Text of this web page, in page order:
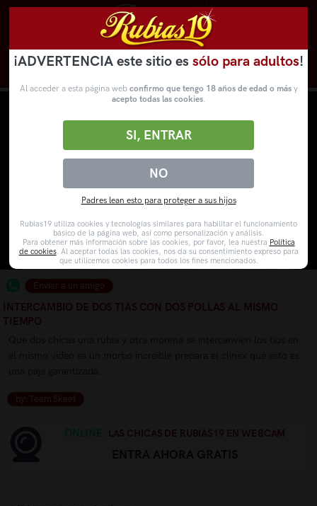
Enviar a un amigo
INTERCAMBIO DE DOS TIAS CON DOS POLLAS AL MISMO
TIEMPO
by: Team Skeet
ONLINE. LAS CHICAS DE RUBIAS19 EN WEBCAM
¡ADVERTENCIA este sitio es sólo para adultos!
Al acceder a esta página web confirmo que tengo 18 años de edad o másy
acepto todas las cookies.
NO
SI, ENTRAR
Padres lean esto para proteger a sus hijos
Rubias19 utiliza cookies y tecnologías similares para habilitar el funcionamiento
básico de la página web, así como personalización y análisis.
Para obtener más información sobre las cookies, por favor, lea nuestra Política
de cookies. Al aceptar todas las cookies, nos da su consentimiento expreso para
que utilicemos cookies para todos los fines mencionados.